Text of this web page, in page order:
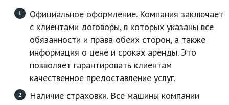
Официальное оформление. Компания заключает
с клиентами договоры, в которых указаны все
обязанности и права обеих сторон, а также
информация о цене и сроках аренды. Это
позволяет гарантировать клиентам
качественное предоставление услуг.
Наличие страховки. Все машины компании